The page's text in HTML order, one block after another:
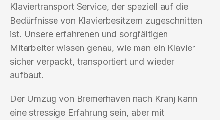
Klaviertransport Service, der speziell auf die
Bedürfnisse von Klavierbesitzern zugeschnitten
ist. Unsere erfahrenen und sorgfältigen
Mitarbeiter wissen genau, wie man ein Klavier
sicher verpackt, transportiert und wieder
aufbaut.
Der Umzug von Bremerhaven nach Kranj kann
eine stressige Erfahrung sein, aber mit